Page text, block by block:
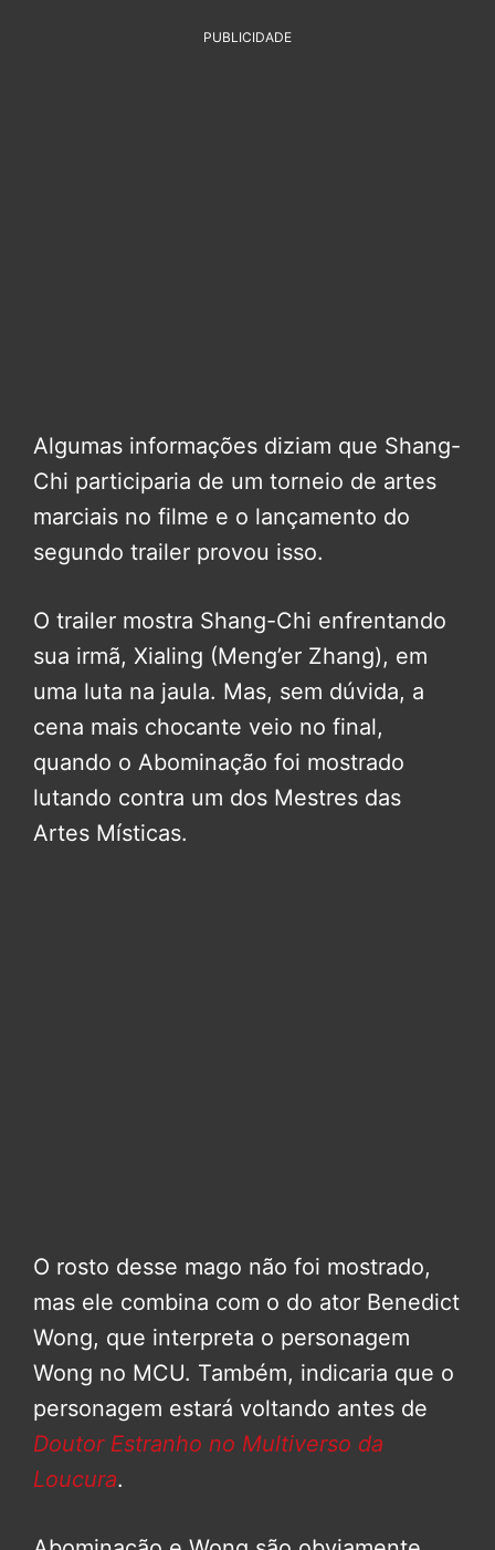
PUBLICIDADE
Algumas informações diziam que Shang-
Chi participaria de um torneio de artes
marciais no filme e o lançamento do
segundo trailer provou isso.
O trailer mostra Shang-Chi enfrentando
sua irmã, Xialing (Meng’er Zhang), em
uma luta na jaula. Mas, sem dúvida, a
cena mais chocante veio no final,
quando o Abominação foi mostrado
lutando contra um dos Mestres das
Artes Místicas.
O rosto desse mago não foi mostrado,
mas ele combina com o do ator Benedict
Wong, que interpreta o personagem
Wong no MCU. Também, indicaria que o
personagem estará voltando antes de
Doutor Estranho no Multiverso da
Loucura.